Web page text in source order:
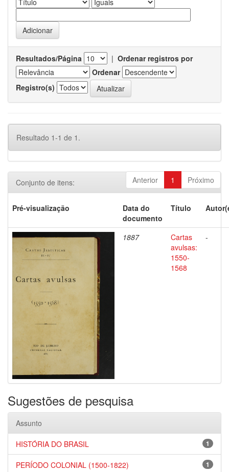
Resultados/Página | Ordenar registros por
Ordenar
Registro(s)
Resultado 1-1 de 1.
Anterior 1 Próximo
Conjunto de itens:
Pré-visualização
Data do
documento
Título
1887
Cartas
avulsas:
1550-
1568
-
Sugestões de pesquisa
Assunto
1
HISTÓRIA DO BRASIL
1
PERÍODO COLONIAL (1500-1822)